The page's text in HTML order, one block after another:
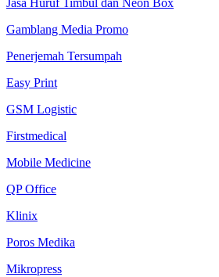
Jasa Huruf Timbul dan Neon Box
Gamblang Media Promo
Penerjemah Tersumpah
Easy Print
GSM Logistic
Firstmedical
Mobile Medicine
QP Office
Klinix
Poros Medika
Mikropress